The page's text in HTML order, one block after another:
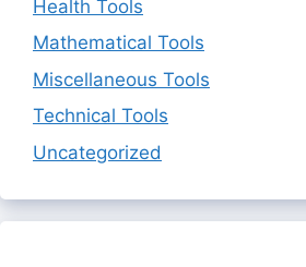
Health Tools
Mathematical Tools
Miscellaneous Tools
Technical Tools
Uncategorized